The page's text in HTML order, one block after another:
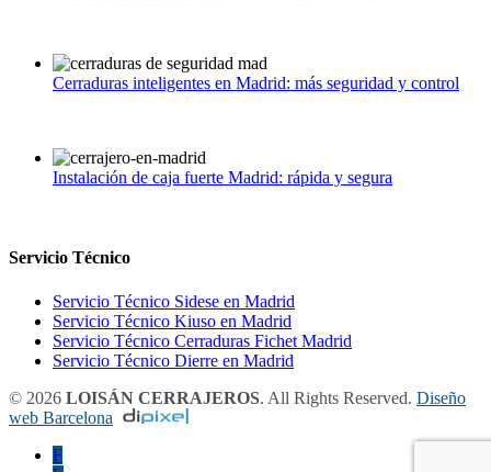
Cerraduras inteligentes en Madrid: más seguridad y control
Instalación de caja fuerte Madrid: rápida y segura
Servicio Técnico
Servicio Técnico Sidese en Madrid
Servicio Técnico Kiuso en Madrid
Servicio Técnico Cerraduras Fichet Madrid
Servicio Técnico Dierre en Madrid
© 2026 LOISÁN CERRAJEROS. All Rights Reserved. Diseño
web Barcelona
F